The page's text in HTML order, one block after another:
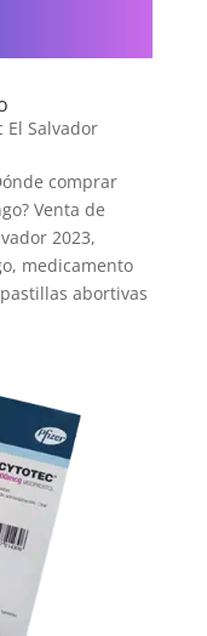
El Salvador
comprar
Venta de
2023,
medicamento
abortivas